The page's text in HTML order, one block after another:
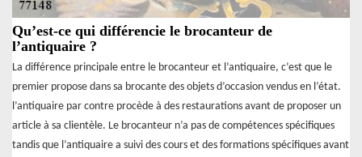
Qu’est-ce qui différencie le brocanteur de
l’antiquaire ?
La différence principale entre le brocanteur et l’antiquaire, c’est que le
premier propose dans sa brocante des objets d’occasion vendus en l’état.
l’antiquaire par contre procède à des restaurations avant de proposer un
article à sa clientèle. Le brocanteur n’a pas de compétences spécifiques
tandis que l’antiquaire a suivi des cours et des formations spécifiques avant